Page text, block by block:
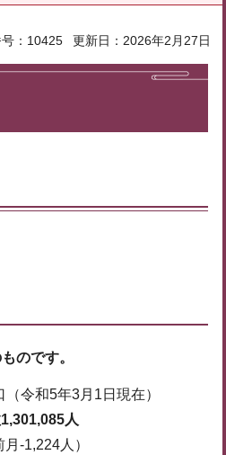
：10425 更新日：2026年2月27日
のです。
令和5年3月1日現在）
人
月-1,224人）